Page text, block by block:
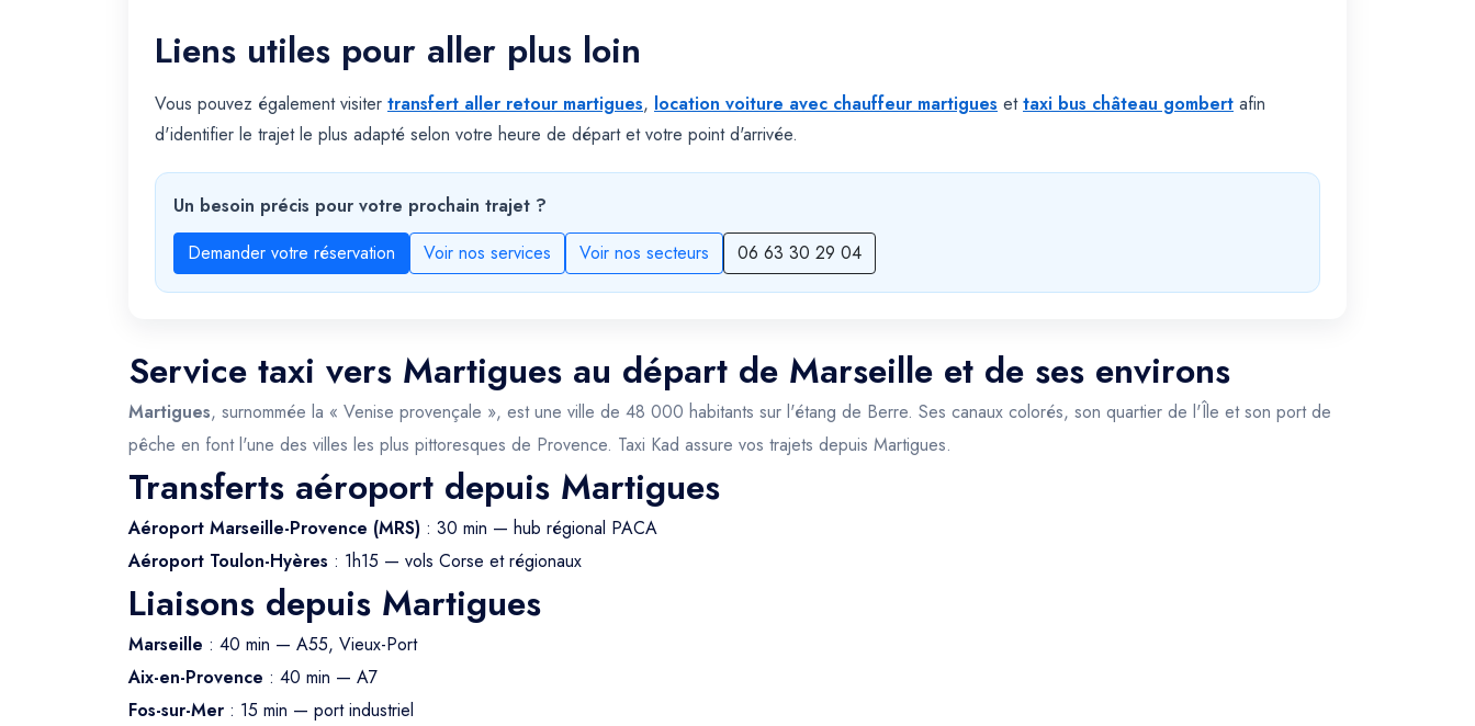
Liens utiles pour aller plus loin
Vous pouvez également visiter transfert aller retour martigues, location voiture avec chauffeur martigues ettaxi bus château gombert afin
d'identifier le trajet le plus adapté selon votre heure de départ et votre point d'arrivée.
Un besoin précis pour votre prochain trajet ?
Demander votre réservation
Voir nos services Voir nos secteurs 06 63 30 29 04
Service taxi vers Martigues au départ de Marseille et de ses environs
Martigues, surnommée la « Venise provençale », est une ville de 48 000 habitants sur l'étang de Berre. Ses canaux colorés, son quartier de l'Île et son port de
pêche en font l'une des villes les plus pittoresques de Provence. Taxi Kad assure vos trajets depuis Martigues.
Transferts aéroport depuis Martigues
Aéroport Marseille-Provence (MRS) : 30 min — hub régional PACA
Aéroport Toulon-Hyères : 1h15 — vols Corse et régionaux
Liaisons depuis Martigues
Marseille : 40 min — A55, Vieux-Port
Aix-en-Provence : 40 min — A7
Fos-sur-Mer : 15 min — port industriel